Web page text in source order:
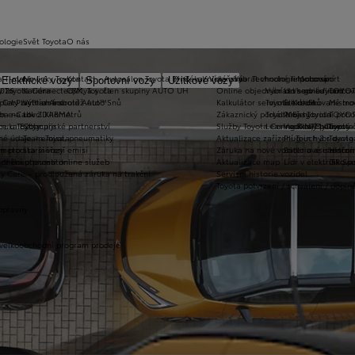
Elektrické vozy Sportovní vozy
Užitkové vozyVybrat vhodné financování
Vybrat vhodné
Toyota Kredit
Toyota Easy
Leasing KINTO One
zimních kol
na rok ZDARMA
Extracare
pro starší vozy
pneumatik
Care – prodloužená záruka na trakční
program prodeje
Zákaznická zóna
Online objednání do servisu
Kalkulátor servisních úkonů
Zákaznický portál Moje Toyota
Služby Toyota Connected/MyToyota
Aktualizace zařízení Touch 2 s
Záruka na nové vozidlo a asistenční
Aktualizace map
Servisní historie vozidel
Toyota potvrzení / schválení /
T-mate
Toyota Connected/MyToyota
CarPlay™ a Android Auto™
e-Call
u Toyoty
údaje – emise, pneumatiky
metodika měření emisí
dosutpnosti online služeb
Technologie pohonu
Let's go beyond
Elektrifikované
Plně hybridní
Vodíkový palivový
Plug-in hybrid
Bateriové
Lídr v
Svět Toyota
Novinky Toyota
Kariéra
Výtvarná soutěž Auto Snů
Lovci Kilometrů
Olympijské partnerství
Team Toyota
Motorsport
GR
O nás
Kontakt - Autosalon Toyota Brno - ul. Vídeňská
C&K, a.s. člen skupiny AUTO UH